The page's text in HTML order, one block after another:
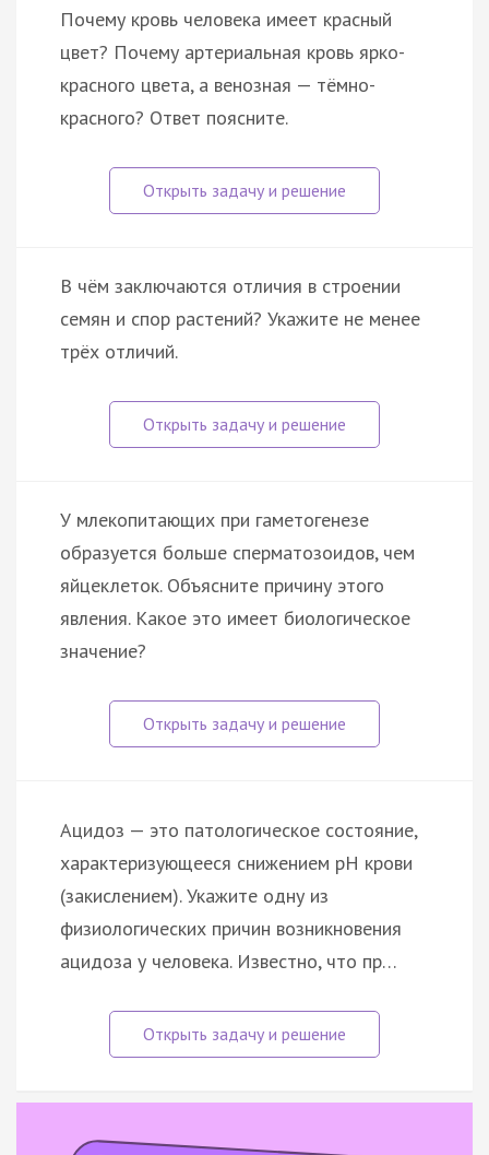
Почему кровь человека имеет красный
цвет? Почему артериальная кровь ярко-
красного цвета, а венозная — тёмно-
красного? Ответ поясните.
В чём заключаются отличия в строении
семян и спор растений? Укажите не менее
трёх отличий.
У млекопитающих при гаметогенезе
образуется больше сперматозоидов, чем
яйцеклеток. Объясните причину этого
явления. Какое это имеет биологическое
значение?
Ацидоз — это патологическое состояние,
характеризующееся снижением pH крови
(закислением). Укажите одну из
физиологических причин возникновения
ацидоза у человека. Известно, что пр…